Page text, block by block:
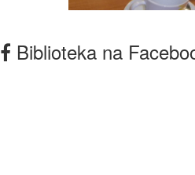
Biblioteka na